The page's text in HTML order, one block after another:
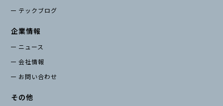
テックブログ
企業情報
ニュース
会社情報
お問い合わせ
その他